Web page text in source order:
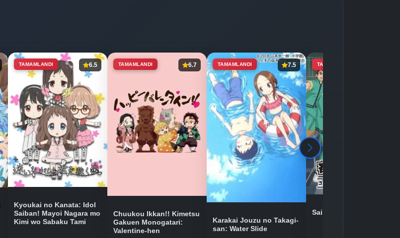
Bölüm No: 7 Detaylar İzle
Bölüm No: 8 Detaylar İzle
Bölüm No: 9 Detaylar İzle
Bölüm No: 10 Detaylar İzle
Detaylar
TAMAMLANDI 6.5
Kyoukai no Kanata: Idol
Saiban! Mayoi Nagara mo
Kimi wo Sabaku Tami
TAMAMLANDI 6.7
Chuukou Ikkan!! Kimetsu
Gakuen Monogatari:
Valentine-hen
TAMAMLANDI 7.5
Karakai Jouzu no Takagi-
san: Water Slide
TAMAMLANDI
Saiki Kusuo no Ψ-nan 2